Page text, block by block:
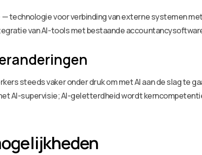
technologie voor verbinding van externe systemen
van AI-tools met bestaande
steeds vaker onder druk om met AI aan de slag te
AI-supervisie; AI-geletterdheid wordt